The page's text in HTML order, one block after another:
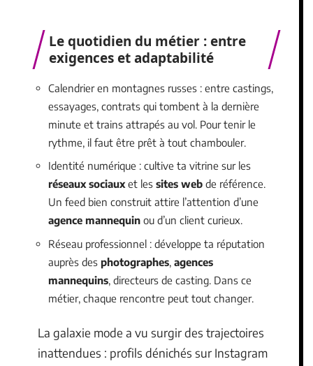
Le quotidien du métier : entre
exigences et adaptabilité
Calendrier en montagnes russes : entre castings,
essayages, contrats qui tombent à la dernière
minute et trains attrapés au vol. Pour tenir le
rythme, il faut être prêt à tout chambouler.
Identité numérique : cultive ta vitrine sur les
réseaux sociaux et les sites web de référence.
Un feed bien construit attire l’attention d’une
agence mannequin ou d’un client curieux.
Réseau professionnel : développe ta réputation
auprès des photographes agences
mannequins , directeurs de casting. Dans ce
métier, chaque rencontre peut tout changer.
La galaxie mode a vu surgir des trajectoires
inattendues : profils dénichés sur Instagram